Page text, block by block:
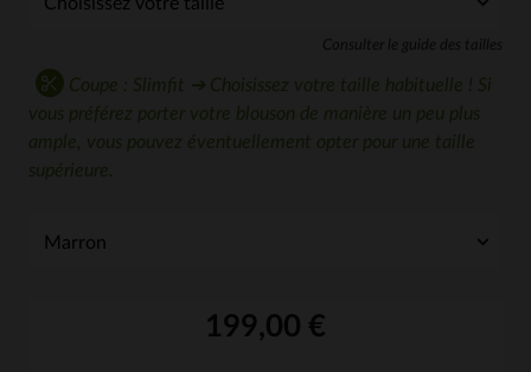
Consulter le guide des tailles
Coupe : Slimfit ➔ Choisissez votre taille habituelle ! Si
vous préférez porter votre blouson de manière un peu plus
ample, vous pouvez éventuellement opter pour une taille
supérieure.
199,00 €